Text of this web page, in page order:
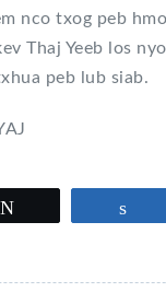
nco txog peb
Thaj Yeeb los
peb lub siab.